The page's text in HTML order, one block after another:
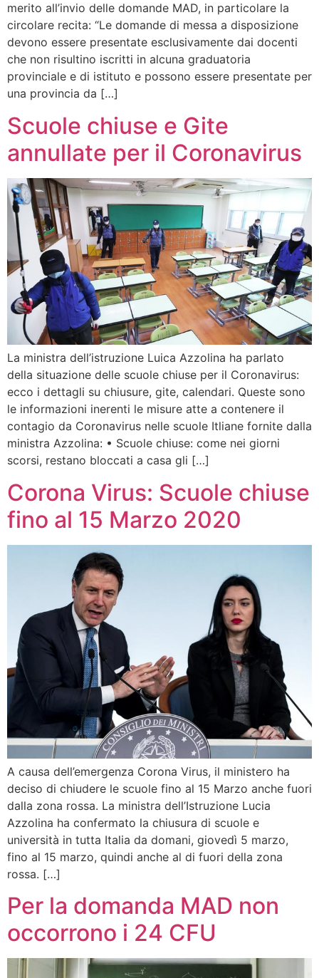
merito all’invio delle domande MAD, in particolare la
circolare recita: “Le domande di messa a disposizione
devono essere presentate esclusivamente dai docenti
che non risultino iscritti in alcuna graduatoria
provinciale e di istituto e possono essere presentate per
una provincia da […]
Scuole chiuse e Gite
annullate per il Coronavirus
La ministra dell’istruzione Luica Azzolina ha parlato
della situazione delle scuole chiuse per il Coronavirus:
ecco i dettagli su chiusure, gite, calendari. Queste sono
le informazioni inerenti le misure atte a contenere il
contagio da Coronavirus nelle scuole Itliane fornite dalla
ministra Azzolina: • Scuole chiuse: come nei giorni
scorsi, restano bloccati a casa gli […]
Corona Virus: Scuole chiuse
fino al 15 Marzo 2020
A causa dell’emergenza Corona Virus, il ministero ha
deciso di chiudere le scuole fino al 15 Marzo anche fuori
dalla zona rossa. La ministra dell’Istruzione Lucia
Azzolina ha confermato la chiusura di scuole e
università in tutta Italia da domani, giovedì 5 marzo,
fino al 15 marzo, quindi anche al di fuori della zona
rossa. […]
Per la domanda MAD non
occorrono i 24 CFU